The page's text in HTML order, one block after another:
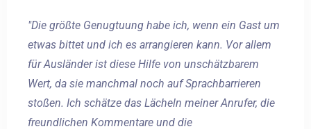
"Die größte Genugtuung habe ich, wenn ein Gast um
etwas bittet und ich es arrangieren kann. Vor allem
für Ausländer ist diese Hilfe von unschätzbarem
Wert, da sie manchmal noch auf Sprachbarrieren
stoßen. Ich schätze das Lächeln meiner Anrufer, die
freundlichen Kommentare und die